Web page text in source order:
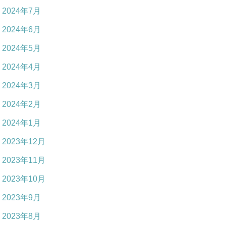
2024年7月
2024年6月
2024年5月
2024年4月
2024年3月
2024年2月
2024年1月
2023年12月
2023年11月
2023年10月
2023年9月
2023年8月